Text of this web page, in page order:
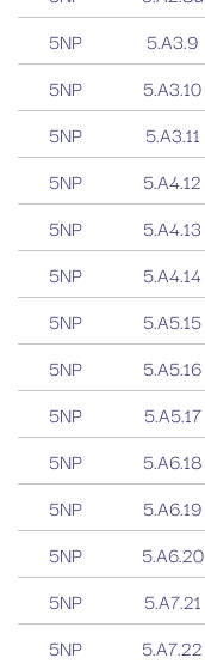
5NP
5.A3.9
5NP
5.A3.10
5NP
5.A3.11
5NP
5.A4.12
5NP
5.A4.13
5NP
5.A4.14
5NP
5.A5.15
5NP
5.A5.16
5NP
5.A5.17
5NP
5.A6.18
5NP
5.A6.19
5NP
5.A6.20
5NP
5.A7.21
5NP
5.A7.22